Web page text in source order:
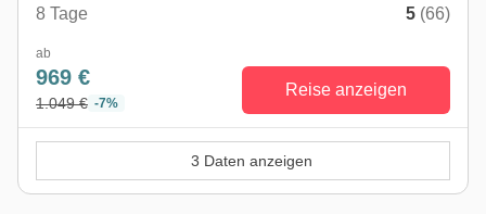
8 Tage 5 (66)
ab
969 €
1.049 € -7%
Reise anzeigen
3 Daten anzeigen